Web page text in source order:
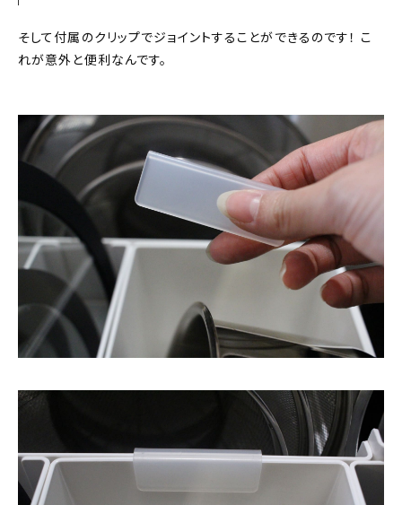
そして付属のクリップでジョイントすることができるのです！ こ
れが意外と便利なんです。